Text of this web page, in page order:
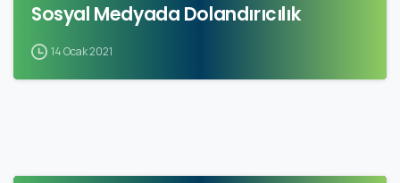
Sosyal Medyada Dolandırıcılık
14 Ocak 2021